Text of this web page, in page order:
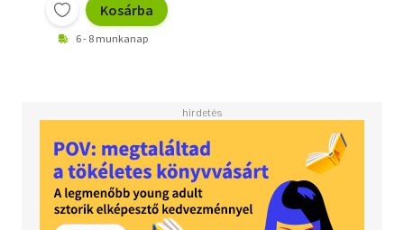
Kosárba
6 - 8 munkanap